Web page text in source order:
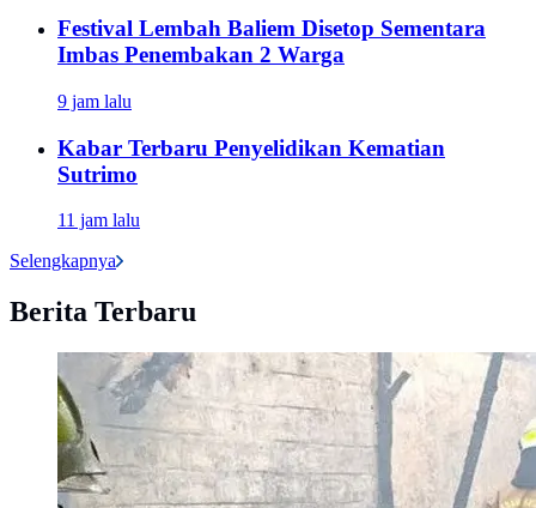
Festival Lembah Baliem Disetop Sementara
Imbas Penembakan 2 Warga
9 jam lalu
Kabar Terbaru Penyelidikan Kematian
Sutrimo
11 jam lalu
Selengkapnya
Berita Terbaru